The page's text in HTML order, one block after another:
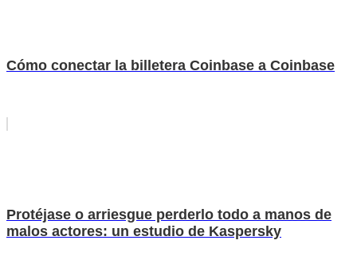
Cómo conectar la billetera Coinbase a Coinbase
Protéjase o arriesgue perderlo todo a manos de
malos actores: un estudio de Kaspersky